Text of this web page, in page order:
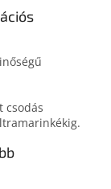
csodás